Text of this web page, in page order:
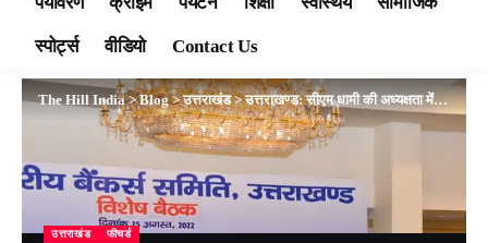
स्पोर्ट्स वीडियो Contact Us
The Hill India>Blog>उत्तराखंड>उत्तराखण्ड: सीएम धामी की अध्यक्षता में सुभाष रोड स्थित होटल में राज्य स्तरीय बैंकर्स समिति की बैठक आयोजित हुई
उत्तराखंड फीचर्ड